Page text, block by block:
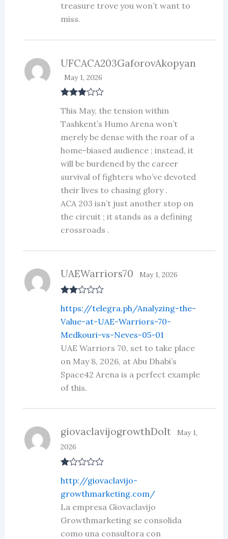
treasure trove you won’t want to
miss.
out of 5
UFCACA203GaforovAkopyan
May 1, 2026
This May, the tension within
Tashkent’s Humo Arena won’t
merely be dense with the roar of a
home-biased audience ; instead, it
will be burdened by the career
survival of fighters who’ve devoted
their lives to chasing glory .
ACA 203 isn’t just another stop on
the circuit ; it stands as a defining
crossroads .
d2
out
of 5
UAEWarriors70 May 1, 2026
https://telegra.ph/Analyzing-the-
Value-at-UAE-Warriors-70-
Medkouri-vs-Neves-05-01
UAE Warriors 70, set to take place
on May 8, 2026, at Abu Dhabi’s
Space42 Arena is a perfect example
of this.
at
1
ou
of
5
giovaclavijogrowthDoIt
May 1,
2026
http://giovaclavijo-
growthmarketing.com/
La empresa Giovaclavijo
Growthmarketing se consolida
como una consultora con